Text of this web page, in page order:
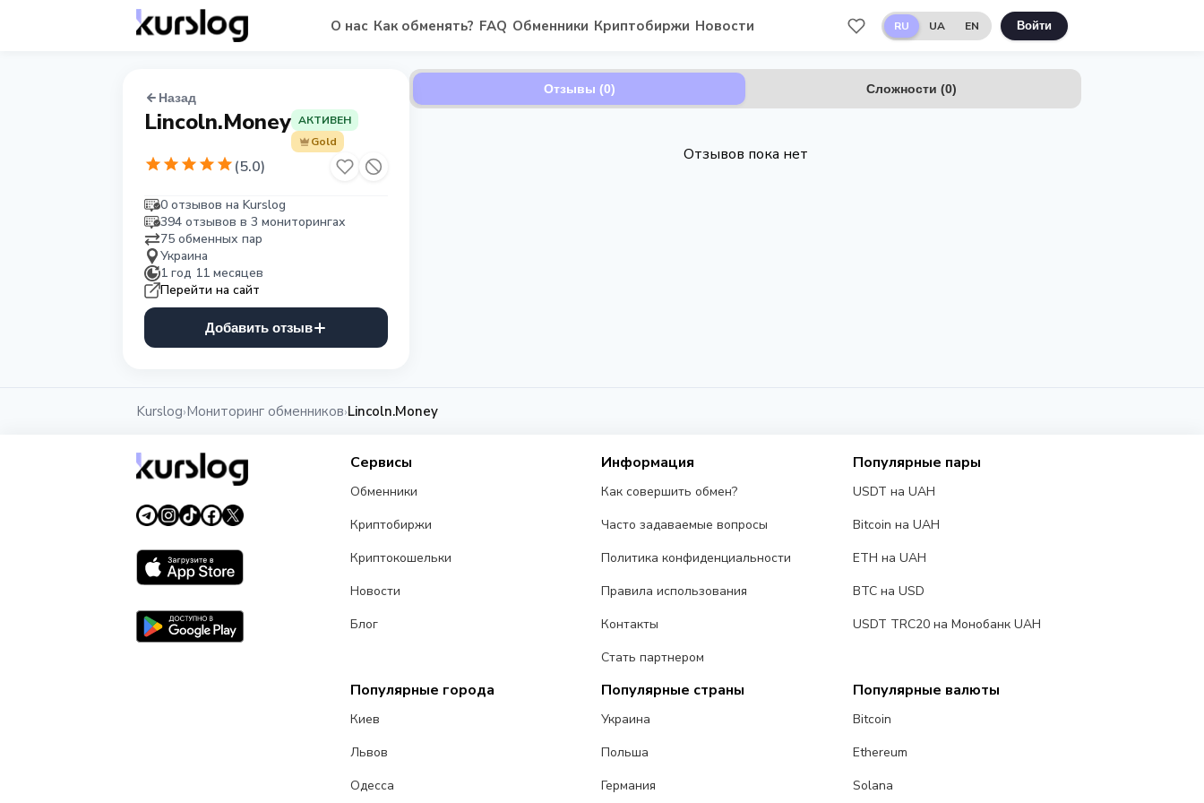
О нас Как обменять? FAQ Обменники Криптобиржи Новости RU UA EN Войти
Назад
Lincoln.Money АКТИВЕН
Gold
(5.0)
0 отзывов на Kurslog
394 отзывов в 3 мониторингах
75 обменных пар
Украина
1 год 11 месяцев
Перейти на сайт
Добавить отзыв
Отзывы (0) Сложности (0)
Отзывов пока нет
Kurslog›Мониторинг обменников›Lincoln.Money
Сервисы
Обменники
Криптобиржи
Криптокошельки
Новости
Блог
Информация
Как совершить обмен?
Часто задаваемые вопросы
Политика конфиденциальности
Правила использования
Контакты
Стать партнером
Популярные пары
USDT на UAH
Bitcoin на UAH
ETH на UAH
BTC на USD
USDT TRC20 на Монобанк UAH
Популярные города
Киев
Львов
Одесса
Популярные страны
Украина
Польша
Германия
Популярные валюты
Bitcoin
Ethereum
Solana